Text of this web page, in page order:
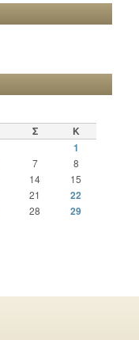
Σ
Κ
1
7 8
14 15
21
22
28 29